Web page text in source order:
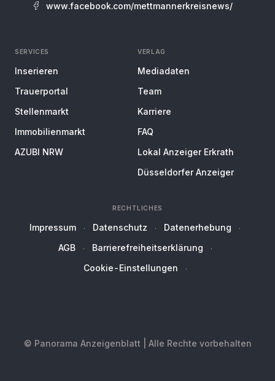
www.facebook.com/mettmannerkreisnews/
SERVICES
Inserieren
Trauerportal
Stellenmarkt
Immobilienmarkt
AZUBI NRW
VERLAG
Mediadaten
Team
Karriere
FAQ
Lokal Anzeiger Erkrath
Düsseldorfer Anzeiger
RECHTLICHES
Impressum Datenschutz
Datenerhebung
AGB
Barrierefreiheitserklärung
Cookie-Einstellungen
© Panorama Anzeigenblatt | Alle Rechte vorbehalten